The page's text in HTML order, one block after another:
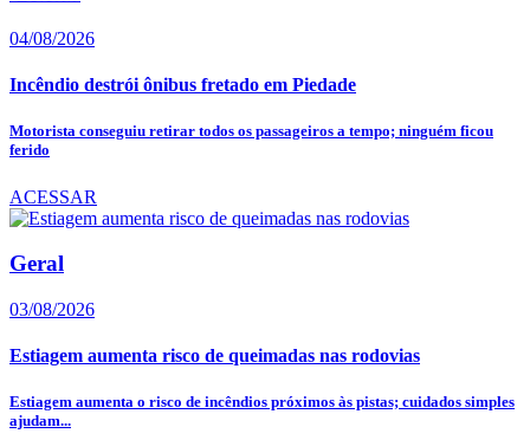
04/08/2026
Incêndio destrói ônibus fretado em Piedade
Motorista conseguiu retirar todos os passageiros a tempo; ninguém ficou
ferido
ACESSAR
Geral
03/08/2026
Estiagem aumenta risco de queimadas nas rodovias
Estiagem aumenta o risco de incêndios próximos às pistas; cuidados simples
ajudam...